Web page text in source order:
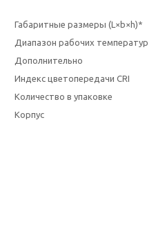
Габаритные размеры (L×b×h)*
Диапазон рабочих температур
Дополнительно
Индекс цветопередачи CRI
Количество в упаковке
Корпус